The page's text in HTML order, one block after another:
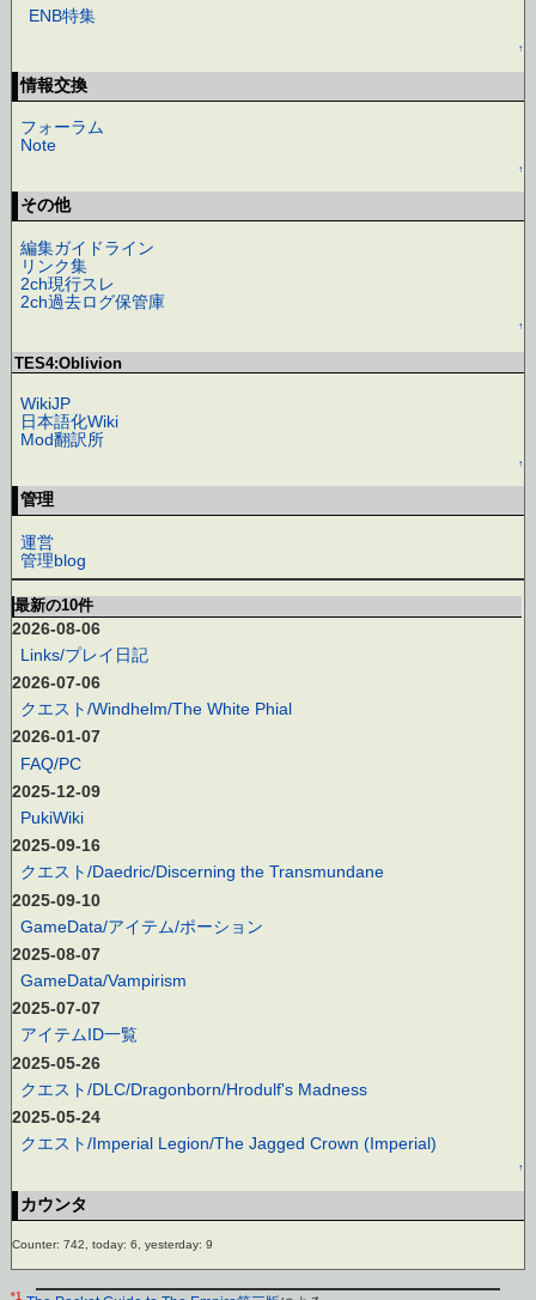
ENB特集
↑
情報交換
フォーラム
Note
↑
その他
編集ガイドライン
リンク集
2ch現行スレ
2ch過去ログ保管庫
↑
TES4:Oblivion
WikiJP
日本語化Wiki
Mod翻訳所
↑
管理
運営
管理blog
最新の10件
2026-08-06
Links/プレイ日記
2026-07-06
クエスト/Windhelm/The White Phial
2026-01-07
FAQ/PC
2025-12-09
PukiWiki
2025-09-16
クエスト/Daedric/Discerning the Transmundane
2025-09-10
GameData/アイテム/ポーション
2025-08-07
GameData/Vampirism
2025-07-07
アイテムID一覧
2025-05-26
クエスト/DLC/Dragonborn/Hrodulf's Madness
2025-05-24
クエスト/Imperial Legion/The Jagged Crown (Imperial)
↑
カウンタ
Counter: 742, today: 6, yesterday: 9
*1